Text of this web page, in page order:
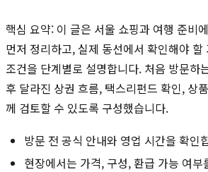
핵심 요약: 이 글은 서울 쇼핑과 여행 준비
먼저 정리하고, 실제 동선에서 확인해야 할
조건을 단계별로 설명합니다. 처음 방문하
후 달라진 상권 흐름, 택스리펀드 확인, 상
께 검토할 수 있도록 구성했습니다.
방문 전 공식 안내와 영업 시간을 확인
현장에서는 가격, 구성, 환급 가능 여